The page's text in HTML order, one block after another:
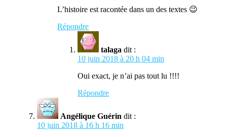
L’histoire est racontée dans un des textes 😉
Répondre
talaga dit :
10 juin 2018 à 20 h 04 min
Oui exact, je n’ai pas tout lu !!!!
Répondre
Angélique Guérin dit :
10 juin 2018 à 16 h 16 min